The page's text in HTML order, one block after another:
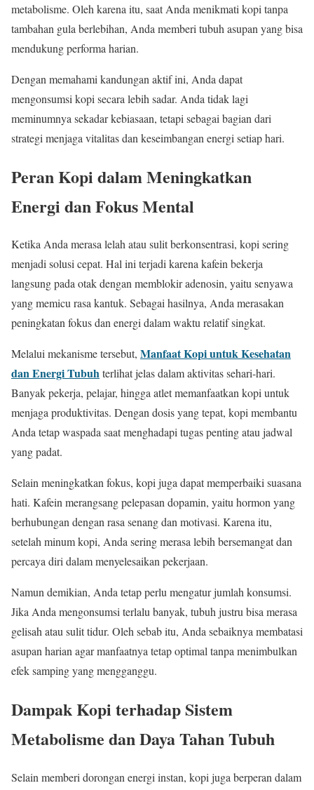
metabolisme. Oleh karena itu, saat Anda menikmati kopi tanpa
tambahan gula berlebihan, Anda memberi tubuh asupan yang bisa
mendukung performa harian.
Dengan memahami kandungan aktif ini, Anda dapat
mengonsumsi kopi secara lebih sadar. Anda tidak lagi
meminumnya sekadar kebiasaan, tetapi sebagai bagian dari
strategi menjaga vitalitas dan keseimbangan energi setiap hari.
Peran Kopi dalam Meningkatkan
Energi dan Fokus Mental
Ketika Anda merasa lelah atau sulit berkonsentrasi, kopi sering
menjadi solusi cepat. Hal ini terjadi karena kafein bekerja
langsung pada otak dengan memblokir adenosin, yaitu senyawa
yang memicu rasa kantuk. Sebagai hasilnya, Anda merasakan
peningkatan fokus dan energi dalam waktu relatif singkat.
Melalui mekanisme tersebut, Manfaat Kopi untuk Kesehatan
dan Energi Tubuhterlihat jelas dalam aktivitas sehari-hari.
Banyak pekerja, pelajar, hingga atlet memanfaatkan kopi untuk
menjaga produktivitas. Dengan dosis yang tepat, kopi membantu
Anda tetap waspada saat menghadapi tugas penting atau jadwal
yang padat.
Selain meningkatkan fokus, kopi juga dapat memperbaiki suasana
hati. Kafein merangsang pelepasan dopamin, yaitu hormon yang
berhubungan dengan rasa senang dan motivasi. Karena itu,
setelah minum kopi, Anda sering merasa lebih bersemangat dan
percaya diri dalam menyelesaikan pekerjaan.
Namun demikian, Anda tetap perlu mengatur jumlah konsumsi.
Jika Anda mengonsumsi terlalu banyak, tubuh justru bisa merasa
gelisah atau sulit tidur. Oleh sebab itu, Anda sebaiknya membatasi
asupan harian agar manfaatnya tetap optimal tanpa menimbulkan
efek samping yang mengganggu.
Dampak Kopi terhadap Sistem
Metabolisme dan Daya Tahan Tubuh
Selain memberi dorongan energi instan, kopi juga berperan dalam